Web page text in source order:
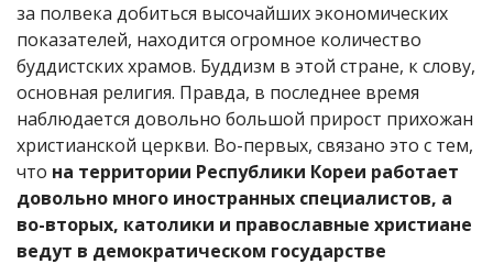
за полвека добиться высочайших экономических
показателей, находится огромное количество
буддистских храмов. Буддизм в этой стране, к слову,
основная религия. Правда, в последнее время
наблюдается довольно большой прирост прихожан
христианской церкви. Во-первых, связано это с тем,
что на территории Республики Кореи работает
довольно много иностранных специалистов, а
во-вторых, католики и православные христиане
ведут в демократическом государстве